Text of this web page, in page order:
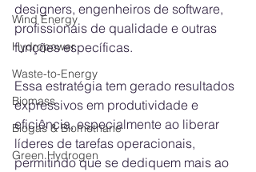
Wind Energy
Hydropower
Waste-to-Energy
Biomass
Biogas & Biomethane
Green Hydrogen
designers, engenheiros de software,
profissionais de qualidade e outras
funções específicas.
Essa estratégia tem gerado resultados
expressivos em produtividade e
eficiência, especialmente ao liberar
líderes de tarefas operacionais,
permitindo que se dediquem mais ao